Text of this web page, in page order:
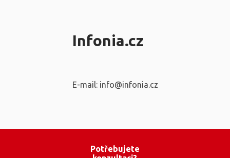
Infonia.cz
E-mail: info@infonia.cz
Potřebujete